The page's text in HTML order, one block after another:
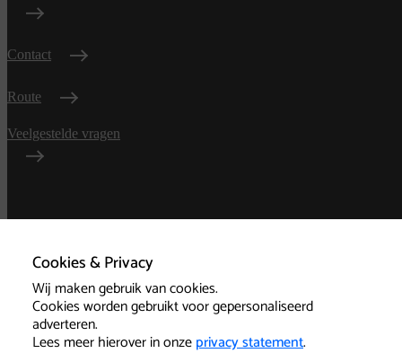
Cookies & Privacy
Wij maken gebruik van cookies.
Cookies worden gebruikt voor gepersonaliseerd
adverteren.
Lees meer hierover in onzeprivacy statement.
Contact
Route
Veelgestelde vragen
voorwaarden
Privacy
Technische informatie